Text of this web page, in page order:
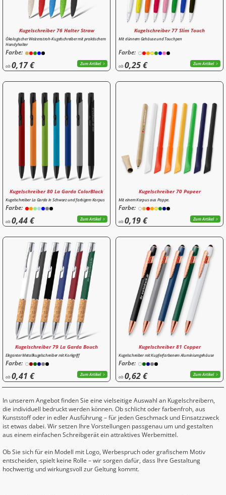
Kugelschreiber 76 Halter Straw
Ökologischer Weizenstroh-Kugelschreiber mit praktischem
Handyhalter
Farbe:
ab0,17 € Zum Artikel
Kugelschreiber 77 Slim Touch
Mit dünnem Gehäuse und Touchpen
Farbe:
ab0,25 € Zum Artikel
Kugelschreiber 80 La Garda ColorBlack
Kugelschreiber La Garda in Schwarz und farbigem Korpus
Farbe:
ab0,44 € Zum Artikel
Kugelschreiber 70 Papeer
Mit einem Korpus aus Pappe.
Farbe:
ab0,19 € Zum Artikel
Kugelschreiber 79 La Garda Bouch
Eleganter Metallkugelschreiber mit Korkgriff
Farbe:
ab0,41 € Zum Artikel
Kugelschreiber 81 Copper
Kugelschreiber mit Kupferfarbenem Aluminiumgehäuse
Farbe:
ab0,62 € Zum Artikel
In unserem Angebot finden Sie eine vielseitige Auswahl an Kugelschreibern,
die individuell bedruckt werden können. Ob schlicht oder farbenfroh, aus
Kunststoff oder in edler Ausführung – für jeden Geschmack und Einsatzzweck
ist etwas dabei. Wir setzen Ihre Vorstellungen passgenau um und gestalten
aus einem einfachen Schreibgerät ein attraktives Werbemittel.
Ob Sie sich für ein Modell mit Logo, Werbespruch oder grafischem Motiv
entscheiden, spielt keine Rolle – wir sorgen dafür, dass Ihre Gestaltung
hochwertig und wirkungsvoll zur Geltung kommt.